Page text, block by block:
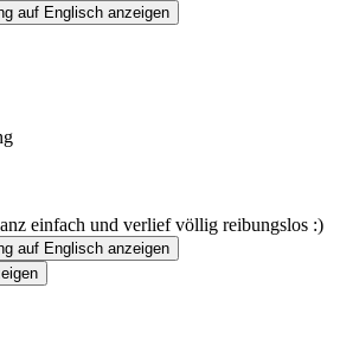
auf Englisch anzeigen
einfach und verlief völlig reibungslos :)
auf Englisch anzeigen